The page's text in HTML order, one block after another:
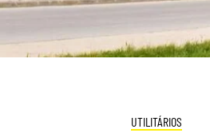
UTILITÁRIOS